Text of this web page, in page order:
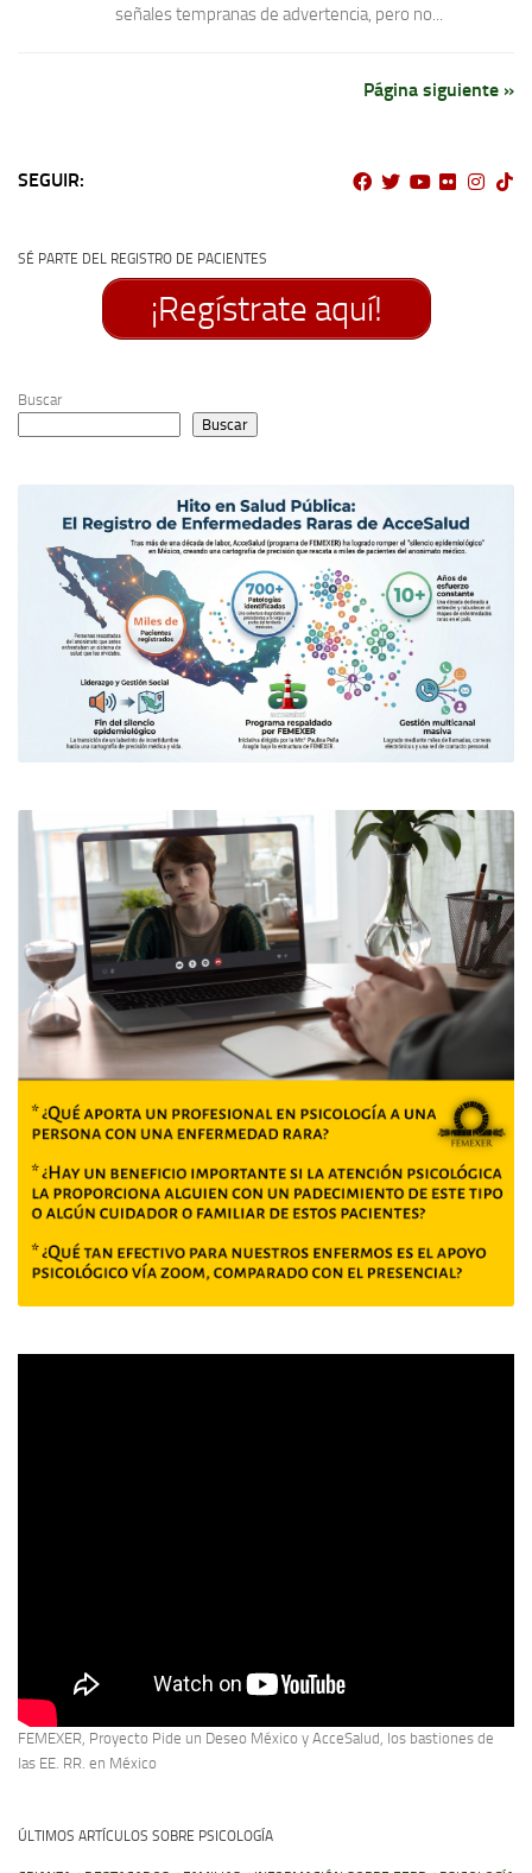
señales tempranas de advertencia, pero no...
Página siguiente »
SEGUIR:
SÉ PARTE DEL REGISTRO DE PACIENTES
¡Regístrate aquí!
Buscar
Buscar
FEMEXER, Proyecto Pide un Deseo México y AcceSalud, los bastiones de
las EE. RR. en México
ÚLTIMOS ARTÍCULOS SOBRE PSICOLOGÍA